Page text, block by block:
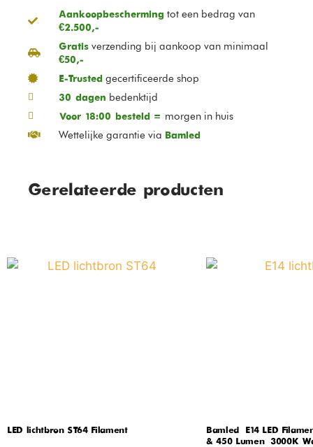
Aankoopbescherming tot een bedrag van
€2.500,-
Gratisverzending bij aankoop van minimaal
€50,-
E-Trusted gecertificeerde shop
30 dagen bedenktijd
Voor 18:00 besteld = morgen in huis
Wettelijke garantie via Bamled
Gerelateerde producten
LED lichtbron ST64 Filament
Bamled – E14 LED
& 450 Lumen – 3000K